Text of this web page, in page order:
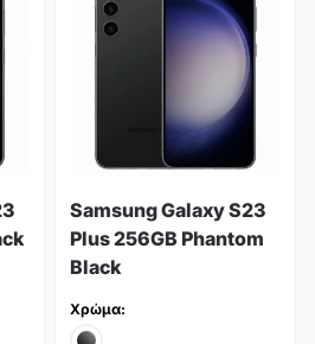
Samsung Galaxy S23
Plus 256GB Phantom
Black
Χρώμα: